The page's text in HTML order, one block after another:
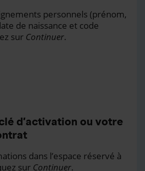
personnels (prénom,
de naissance et code
sur Continuer.
d’activation ou votre
dans l’espace réservé à
sur Continuer.